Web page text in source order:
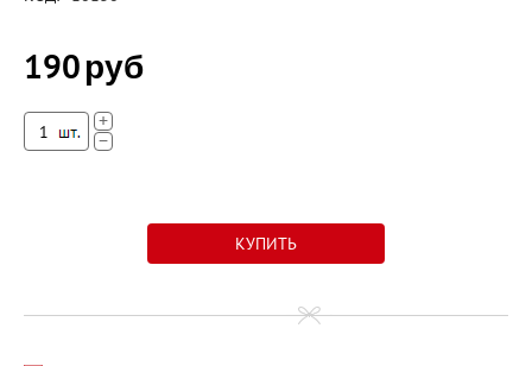
190 руб
+
−